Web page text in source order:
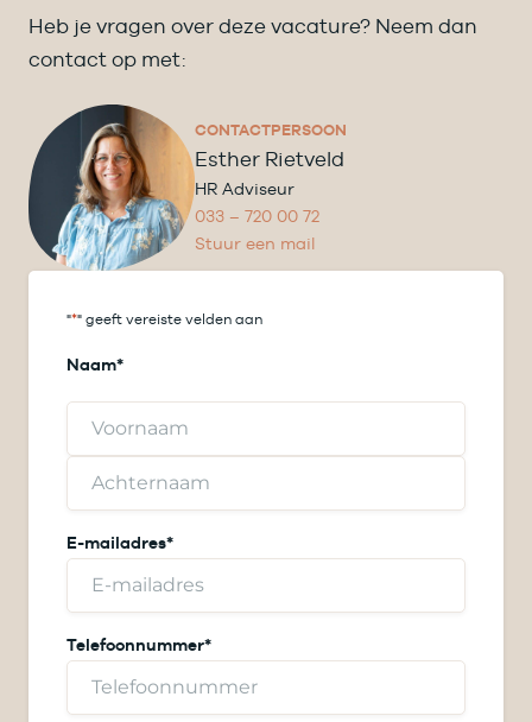
Heb je vragen over deze vacature? Neem dan
contact op met:
CONTACTPERSOON
Esther Rietveld
HR Adviseur
033 – 720 00 72
Stuur een mail
"*" geeft vereiste velden aan
Naam*
o
r
n
a
c
e
r
n
a
E-mailadres*
Telefoonnummer*